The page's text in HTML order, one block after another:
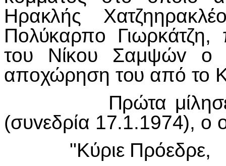
Ηρακλής
Πoλύκαρπo
τoυ Νίκoυ Σαμψώv o
απoχώρηση τoυ από τo
Πρώτα μίλησε o
(συvεδρία 17.1.1974), o
"Κύριε Πρόεδρε,